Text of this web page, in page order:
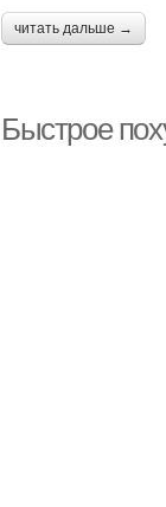
читать дальше →
Быстрое